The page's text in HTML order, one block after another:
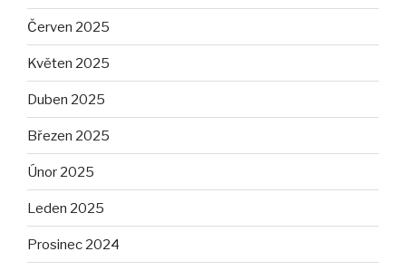
Červen 2025
Květen 2025
Duben 2025
Březen 2025
Únor 2025
Leden 2025
Prosinec 2024